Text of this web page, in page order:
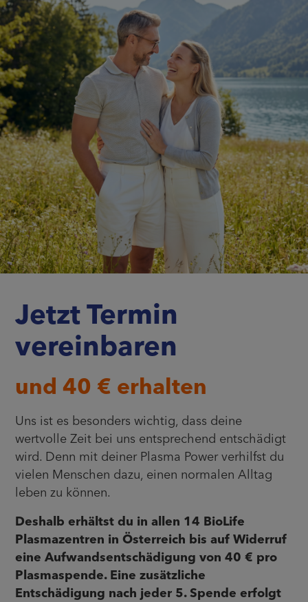
Jetzt Termin
vereinbaren
und 40 € erhalten
Uns ist es besonders wichtig, dass deine
wertvolle Zeit bei uns entsprechend entschädigt
wird. Denn mit deiner Plasma Power verhilfst du
vielen Menschen dazu, einen normalen Alltag
leben zu können.
Deshalb erhältst du in allen 14 BioLife
Plasmazentren in Österreich bis auf Widerruf
eine Aufwandsentschädigung von 40 € pro
Plasmaspende. Eine zusätzliche
Entschädigung nach jeder 5. Spende erfolgt